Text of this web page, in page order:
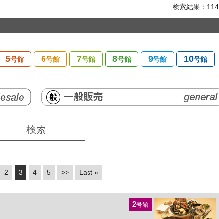
検索結果：
5号館 6号館 7号館 8号館 9号館 10号館
2 3 4 5 >> Last »
2号館